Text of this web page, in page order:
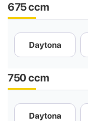
675 ccm
Daytona
750 ccm
Daytona